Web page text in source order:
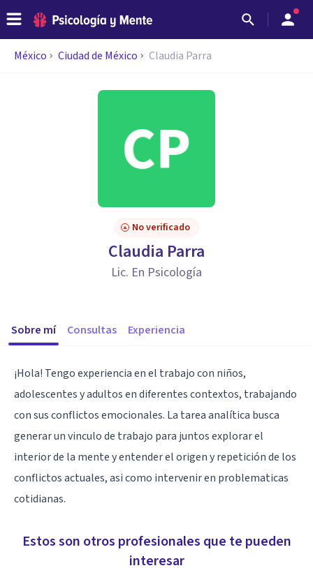
México Ciudad de México Claudia Parra
No verificado
Claudia Parra
Lic. En Psicología
Sobre mí Consultas Experiencia
¡Hola! Tengo experiencia en el trabajo con niños,
adolescentes y adultos en diferentes contextos, trabajando
con sus conflictos emocionales. La tarea analítica busca
generar un vinculo de trabajo para juntos explorar el
interior de la mente y entender el origen y repetición de los
conflictos actuales, asi como intervenir en problematicas
cotidianas.
Estos son otros profesionales que te pueden
interesar